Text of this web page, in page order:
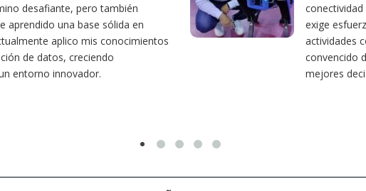
conectividad afecta nuestra vida diaria. Aunque la carrera
exige esfuerzo, he dedicado parte de mi tiempo a otras
actividades como el salvamento y socorrismo. Estoy
convencido de que elegir teleco ha sido una de las
mejores decisiones que he tomado.